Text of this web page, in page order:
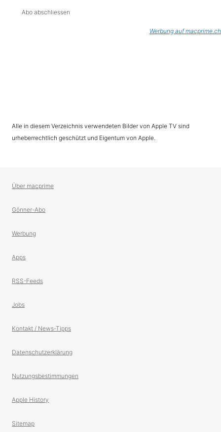
Abo abschliessen
Werbung auf macprime.ch
Alle in diesem Verzeichnis verwendeten Bilder von Apple TV sind
urheberrechtlich geschützt und Eigentum von Apple.
Über macprime
Gönner-Abo
Werbung
Apps
RSS-Feeds
Jobs
Kontakt / News-Tipps
Datenschutzerklärung
Nutzungsbestimmungen
Apple History
Sitemap